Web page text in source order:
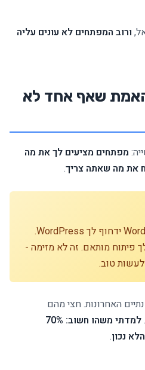
ורוב המפתחים לא עונים עליה
שאף אחד לא
מפתחים מציעים לך את מה
את מה שאתה צריך.
מפתח שמתמחה ב-WordPress ידחוף לך WordPress.
פיתוח מותאם. זה לא מזימה -
טוב.
אתרים בשנתיים האחרונות. חצי מהם
למדתי משהו חשוב: 70%
נכון.